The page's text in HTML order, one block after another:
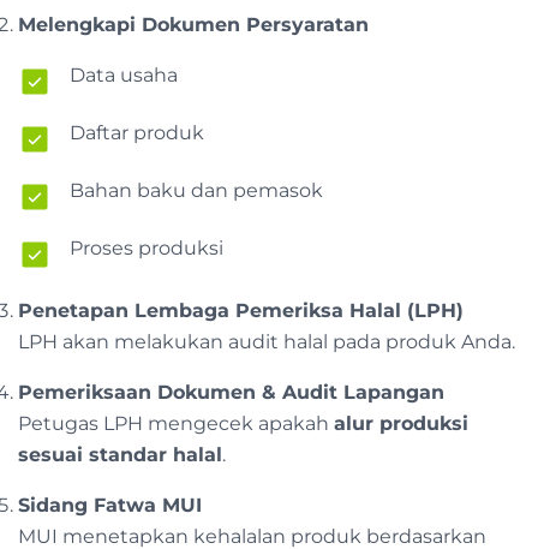
Melengkapi Dokumen Persyaratan
Data usaha
Daftar produk
Bahan baku dan pemasok
Proses produksi
Penetapan Lembaga Pemeriksa Halal (LPH)
LPH akan melakukan audit halal pada produk Anda.
Pemeriksaan Dokumen & Audit Lapangan
Petugas LPH mengecek apakah alur produksi
sesuai standar halal.
Sidang Fatwa MUI
MUI menetapkan kehalalan produk berdasarkan